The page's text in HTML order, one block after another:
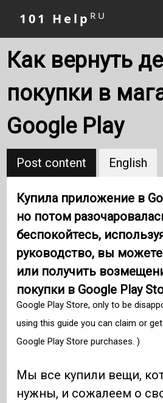
101 Help RU
Как вернуть
покупки в
Google Play
Post content English
Купила приложение в
но потом
беспокойтесь,
руководство, вы
или получить
покупки в Google Play
Google Play Store, only to be
using this guide you can claim or
Google Play Store purchases. )
Мы все купили вещи,
нужны, и сожалеем о